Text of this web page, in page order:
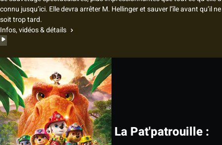
connu jusqu’ici. Elle devra arrêter M. Hellinger et sauver l’île avant qu’il ne
soit trop tard.
Infos, vidéos & détails
La Pat'patrouille :